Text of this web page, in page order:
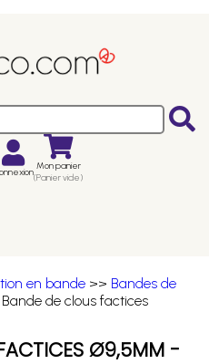
Mon panier
(Panier vide)
en bande >> Bandes de
de clous factices
Ø9,5MM -